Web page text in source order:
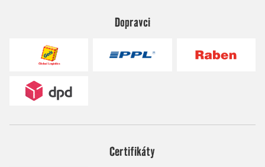
Dopravci
Certifikáty